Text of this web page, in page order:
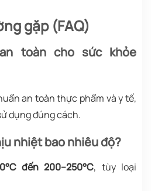
gặp (FAQ)
toàn cho sức khỏe
an toàn thực phẩm và y tế,
dụng đúng cách.
nhiệt bao nhiêu độ?
đến 200–250°C, tùy loại